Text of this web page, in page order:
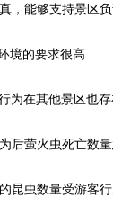
能够支持景区负
的要求很高
在其他景区也存
萤火虫死亡数量
虫数量受游客行